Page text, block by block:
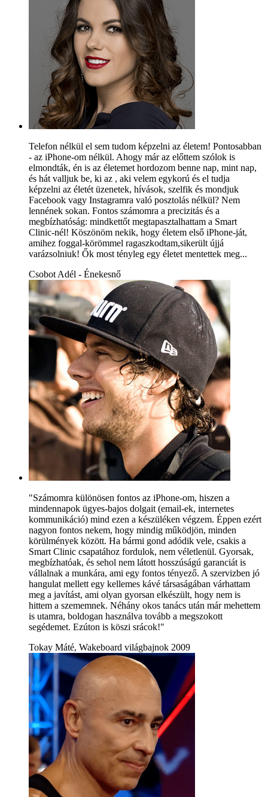
Telefon nélkül el sem tudom képzelni az életem! Pontosabban
- az iPhone-om nélkül. Ahogy már az előttem szólok is
elmondták, én is az életemet hordozom benne nap, mint nap,
és hát valljuk be, ki az , aki velem egykorú és el tudja
képzelni az életét üzenetek, hívások, szelfik és mondjuk
Facebook vagy Instagramra való posztolás nélkül? Nem
lennének sokan. Fontos számomra a precizitás és a
megbízhatóság: mindkettőt megtapasztalhattam a Smart
Clinic-nél! Köszönöm nekik, hogy életem első iPhone-ját,
amihez foggal-körömmel ragaszkodtam,sikerült újjá
varázsolniuk! Ők most tényleg egy életet mentettek meg...
Csobot Adél - Énekesnő
"Számomra különösen fontos az iPhone-om, hiszen a
mindennapok ügyes-bajos dolgait (email-ek, internetes
kommunikáció) mind ezen a készüléken végzem. Éppen ezért
nagyon fontos nekem, hogy mindig működjön, minden
körülmények között. Ha bármi gond adódik vele, csakis a
Smart Clinic csapatához fordulok, nem véletlenül. Gyorsak,
megbízhatóak, és sehol nem látott hosszúságú garanciát is
vállalnak a munkára, ami egy fontos tényező. A szervizben jó
hangulat mellett egy kellemes kávé társaságában várhattam
meg a javítást, ami olyan gyorsan elkészült, hogy nem is
hittem a szememnek. Néhány okos tanács után már mehettem
is utamra, boldogan használva tovább a megszokott
segédemet. Ezúton is köszi srácok!"
Tokay Máté, Wakeboard világbajnok 2009